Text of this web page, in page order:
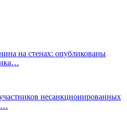
на стенах: опубликованы
несанкционированных